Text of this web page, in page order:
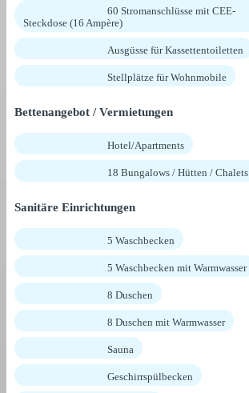
60 Stromanschlüsse mit CEE-
Steckdose (16 Ampère)
Ausgüsse für Kassettentoiletten
Stellplätze für Wohnmobile
Bettenangebot / Vermietungen
Hotel/Apartments
18 Bungalows / Hütten / Chalets
Sanitäre Einrichtungen
5 Waschbecken
5 Waschbecken mit Warmwasser
8 Duschen
8 Duschen mit Warmwasser
Sauna
Geschirrspülbecken